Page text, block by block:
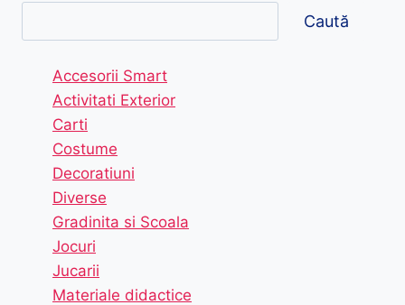
Caută
Accesorii Smart
Activitati Exterior
Carti
Costume
Decoratiuni
Diverse
Gradinita si Scoala
Jocuri
Jucarii
Materiale didactice